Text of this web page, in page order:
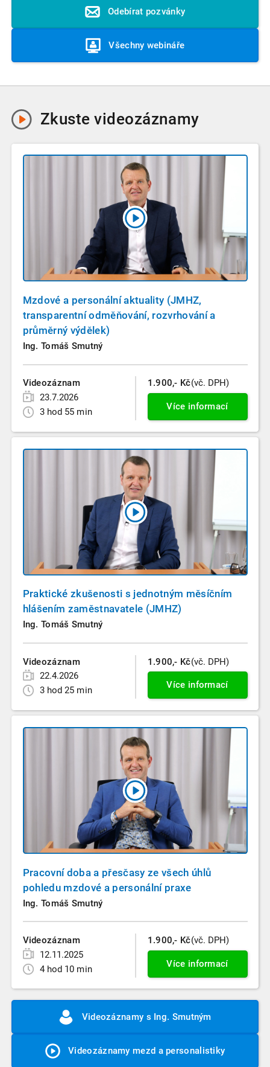
Odebírat pozvánky
Všechny webináře
Zkustevideozáznamy
Mzdové a personální aktuality (JMHZ,
transparentní odměňování, rozvrhování a
průměrný výdělek)
Ing. Tomáš Smutný
Videozáznam
23.7.2026
3 hod 55 min
1.900,- Kč(vč. DPH)
Více informací
Praktické zkušenosti s jednotným měsíčním
hlášením zaměstnavatele (JMHZ)
Ing. Tomáš Smutný
Videozáznam
22.4.2026
3 hod 25 min
1.900,- Kč(vč. DPH)
Více informací
Pracovní doba a přesčasy ze všech úhlů
pohledu mzdové a personální praxe
Ing. Tomáš Smutný
Videozáznam
12.11.2025
4 hod 10 min
1.900,- Kč(vč. DPH)
Více informací
Videozáznamy s Ing. Smutným
Videozáznamy mezd a personalistiky